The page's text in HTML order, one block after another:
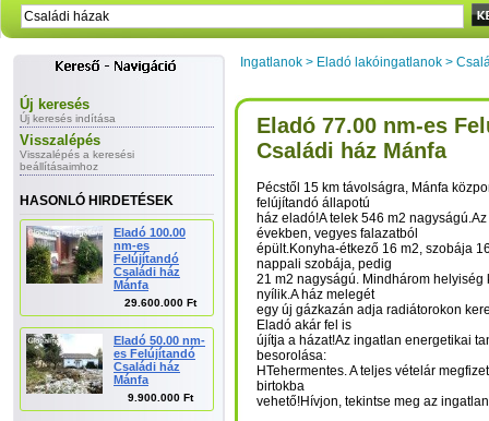
Új keresés
Új keresés indítása
Visszalépés
Visszalépés a keresési
beállításaimhoz
HASONLÓ HIRDETÉSEK
Eladó 100.00
nm-es
Felújítandó
Családi ház
Mánfa
29.600.000 Ft
Eladó 50.00 nm-
es Felújítandó
Családi ház
Mánfa
9.900.000 Ft
Ingatlanok > Eladó lakóingatlanok >
Eladó 77.00 nm-es
Családi ház Mánfa
Pécstől 15 km távolságra, Mánfa
felújítandó állapotú
ház eladó!A telek 546 m2
években, vegyes falazatból
épült.Konyha-étkező 16 m2, szobája
nappali szobája, pedig
21 m2 nagyságú. Mindhárom
nyílik.A ház melegét
egy új gázkazán adja radiátorokon
Eladó akár fel is
újítja a házat!Az ingatlan energetikai
besorolása:
HTehermentes. A teljes vételár
birtokba
vehető!Hívjon, tekintse meg az